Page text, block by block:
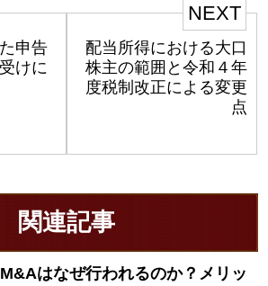
申告
けに
NEXT
配当所得における大口
株主の範囲と令和４年
度税制改正による変更
点
関連記事
M&Aはなぜ行われるのか？メリッ